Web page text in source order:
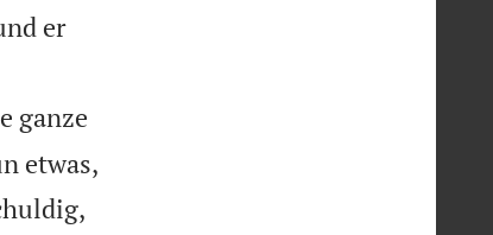
er
ganze
etwas,
